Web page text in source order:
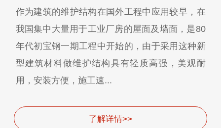
作为建筑的维护结构在国外工程中应用较早，在
我国集中大量用于工业厂房的屋面及墙面，是80
年代初宝钢一期工程中开始的，由于采用这种新
型建筑材料做维护结构具有轻质高强，美观耐
用，安装方便，施工速...
了解详情>>